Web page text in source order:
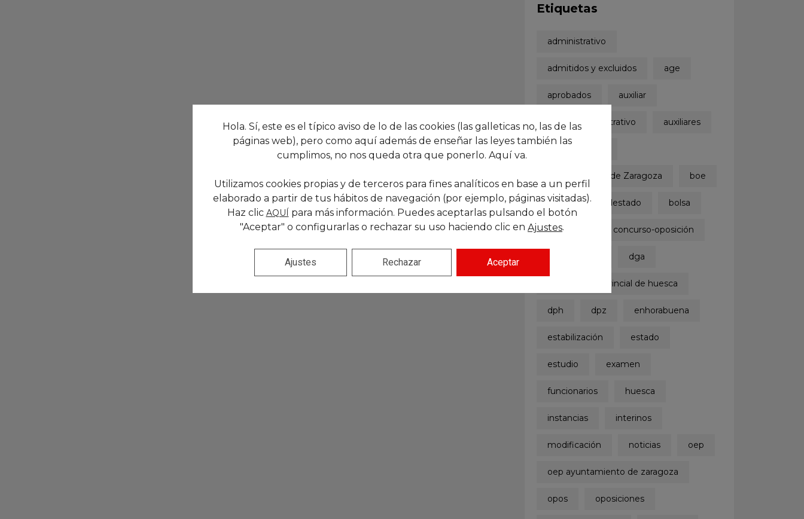
Etiquetas
administrativo
admitidos y excluidos age
aprobados auxiliar
auxiliar administrativo auxiliares
Ayuntamiento de Zaragoza boe
boletinoficialdelestado bolsa
concurso concurso-oposición
dga
diputación provincial de huesca
dph dpz enhorabuena
estabilización estado
estudio examen
funcionarios huesca
instancias interinos
modificación noticias oep
oep ayuntamiento de zaragoza
opos oposiciones
Hola. Sí, este es el típico aviso de lo de las cookies (las galleticas no, las de las
páginas web), pero como aquí además de enseñar las leyes también las
cumplimos, no nos queda otra que ponerlo. Aquí va.
Utilizamos cookies propias y de terceros para fines analíticos en base a un perfil
elaborado a partir de tus hábitos de navegación (por ejemplo, páginas visitadas).
Haz clic AQUÍ para más información. Puedes aceptarlas pulsando el botón
"Aceptar" o configurarlas o rechazar su uso haciendo clic en Ajustes.
Aceptar
Rechazar
Ajustes